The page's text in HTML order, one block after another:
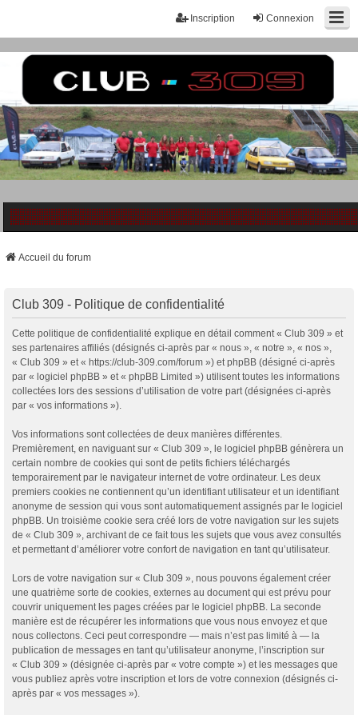
Connexion
Inscription
Accueil du forum
Club 309 - Politique de confidentialité
Cette politique de confidentialité explique en détail comment « Club 309 » et
ses partenaires affiliés (désignés ci-après par « nous », « notre », « nos »,
« Club 309 » et « https://club-309.com/forum ») et phpBB (désigné ci-après
par « logiciel phpBB » et « phpBB Limited ») utilisent toutes les informations
collectées lors des sessions d’utilisation de votre part (désignées ci-après
par « vos informations »).
Vos informations sont collectées de deux manières différentes.
Premièrement, en naviguant sur « Club 309 », le logiciel phpBB génèrera un
certain nombre de cookies qui sont de petits fichiers téléchargés
temporairement par le navigateur internet de votre ordinateur. Les deux
premiers cookies ne contiennent qu’un identifiant utilisateur et un identifiant
anonyme de session qui vous sont automatiquement assignés par le logiciel
phpBB. Un troisième cookie sera créé lors de votre navigation sur les sujets
de « Club 309 », archivant de ce fait tous les sujets que vous avez consultés
et permettant d’améliorer votre confort de navigation en tant qu’utilisateur.
Lors de votre navigation sur « Club 309 », nous pouvons également créer
une quatrième sorte de cookies, externes au document qui est prévu pour
couvrir uniquement les pages créées par le logiciel phpBB. La seconde
manière est de récupérer les informations que vous nous envoyez et que
nous collectons. Ceci peut correspondre — mais n’est pas limité à — la
publication de messages en tant qu’utilisateur anonyme, l’inscription sur
« Club 309 » (désignée ci-après par « votre compte ») et les messages que
vous publiez après votre inscription et lors de votre connexion (désignés ci-
après par « vos messages »).